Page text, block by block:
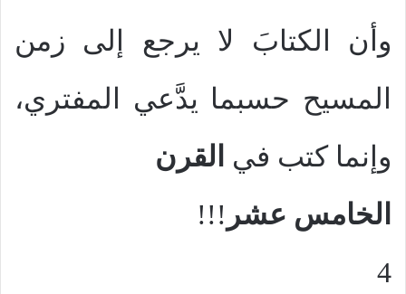
وأن الكتابَ لا يرجع إلى زمن
المسيح حسبما يدَّعي المفتري،
وإنما كتب في القرن
الخامس عشر !!!
4